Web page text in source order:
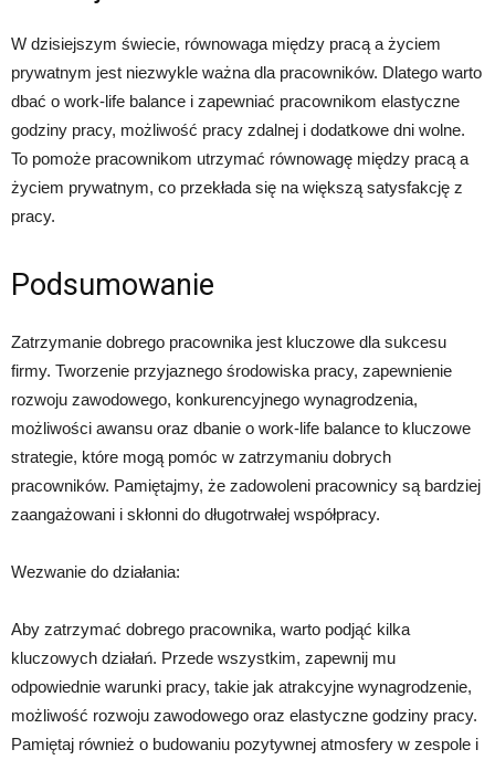
W dzisiejszym świecie, równowaga między pracą a życiem
prywatnym jest niezwykle ważna dla pracowników. Dlatego warto
dbać o work-life balance i zapewniać pracownikom elastyczne
godziny pracy, możliwość pracy zdalnej i dodatkowe dni wolne.
To pomoże pracownikom utrzymać równowagę między pracą a
życiem prywatnym, co przekłada się na większą satysfakcję z
pracy.
Podsumowanie
Zatrzymanie dobrego pracownika jest kluczowe dla sukcesu
firmy. Tworzenie przyjaznego środowiska pracy, zapewnienie
rozwoju zawodowego, konkurencyjnego wynagrodzenia,
możliwości awansu oraz dbanie o work-life balance to kluczowe
strategie, które mogą pomóc w zatrzymaniu dobrych
pracowników. Pamiętajmy, że zadowoleni pracownicy są bardziej
zaangażowani i skłonni do długotrwałej współpracy.
Wezwanie do działania:
Aby zatrzymać dobrego pracownika, warto podjąć kilka
kluczowych działań. Przede wszystkim, zapewnij mu
odpowiednie warunki pracy, takie jak atrakcyjne wynagrodzenie,
możliwość rozwoju zawodowego oraz elastyczne godziny pracy.
Pamiętaj również o budowaniu pozytywnej atmosfery w zespole i